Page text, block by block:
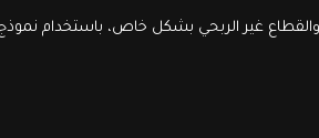
غير الربحي بشكل خاص، باستخدام